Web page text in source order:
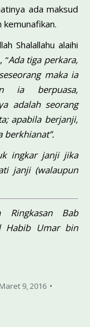
ada maksud
Shalallahu alaihi
“Ada tiga perkara,
maka ia
ia berpuasa,
adalah seorang
apabila berjanji,
berkhianat”.
ingkar janji jika
janji (walaupun
Ringkasan Bab
Habib Umar bin
Maret 9, 2016